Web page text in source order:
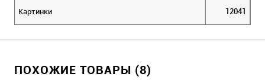
Картинки 12041
ПОХОЖИЕ ТОВАРЫ (8)